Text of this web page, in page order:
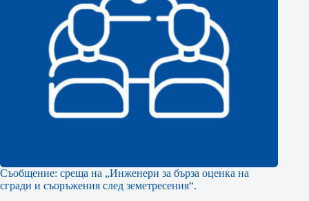
Съобщение: среща на „Инженери за бърза оценка на
сгради и съоръжения след земетресения“.